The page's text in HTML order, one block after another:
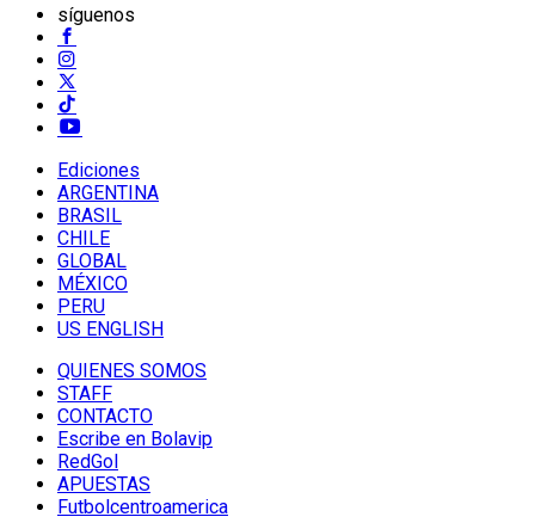
síguenos
Ediciones
ARGENTINA
BRASIL
CHILE
GLOBAL
MÉXICO
PERU
US ENGLISH
QUIENES SOMOS
STAFF
CONTACTO
Escribe en Bolavip
RedGol
APUESTAS
Futbolcentroamerica